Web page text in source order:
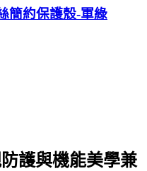
簡約保護殼-軍綠
護與機能美學兼